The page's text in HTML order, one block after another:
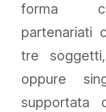
forma
partenariati
tre
oppure
supportata